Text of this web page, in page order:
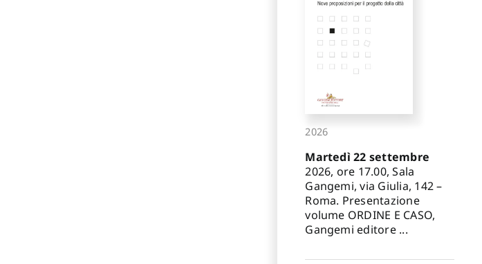
2026
Martedì 22 settembre
2026, ore 17.00, Sala
Gangemi, via Giulia, 142 –
Roma. Presentazione
volume ORDINE E CASO,
Gangemi editore ...